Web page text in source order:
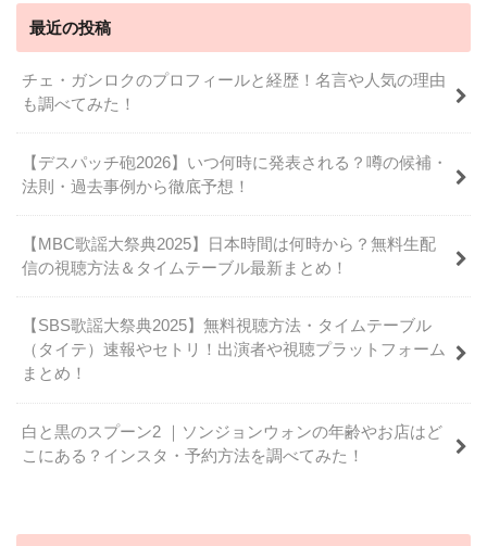
最近の投稿
チェ・ガンロクのプロフィールと経歴！名言や人気の理由
も調べてみた！
【デスパッチ砲2026】いつ何時に発表される？噂の候補・
法則・過去事例から徹底予想！
【MBC歌謡大祭典2025】日本時間は何時から？無料生配
信の視聴方法＆タイムテーブル最新まとめ！
【SBS歌謡大祭典2025】無料視聴方法・タイムテーブル
（タイテ）速報やセトリ！出演者や視聴プラットフォーム
まとめ！
白と黒のスプーン2 ｜ソンジョンウォンの年齢やお店はど
こにある？インスタ・予約方法を調べてみた！